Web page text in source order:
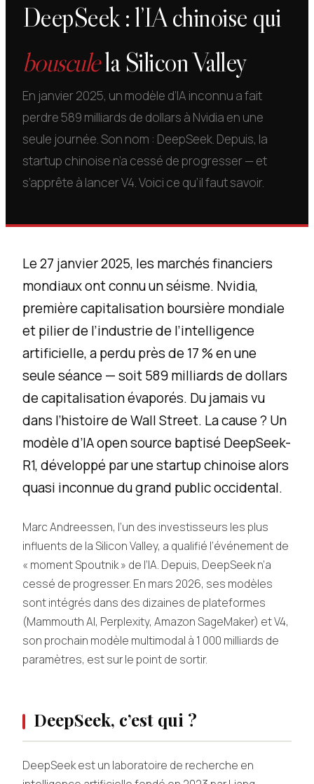
DeepSeek : l’IA chinoise qui
bousculela Silicon Valley
En janvier 2025, un modèle d’IA inconnu a fait
perdre 589 milliards de dollars à Nvidia en une
seule journée. Son nom : DeepSeek. Depuis, la
startup chinoise n’a cessé de progresser — et
s’apprête à lancer V4. Voici ce qu’il faut savoir.
Le 27 janvier 2025, les marchés financiers
mondiaux ont connu un séisme. Nvidia,
première capitalisation boursière mondiale
et pilier de l’industrie de l’intelligence
artificielle, a perdu près de 17 % en une
seule séance — soit 589 milliards de dollars
de capitalisation évaporés. Du jamais vu
dans l’histoire de Wall Street. La cause ? Un
modèle d’IA open source baptisé DeepSeek-
R1, développé par une startup chinoise alors
quasi inconnue du grand public occidental.
Marc Andreessen, l’un des investisseurs les plus
influents de la Silicon Valley, a qualifié l’événement de
« moment Spoutnik » de l’IA. Depuis, DeepSeek n’a
cessé de progresser. En mars 2026, ses modèles
sont intégrés dans des dizaines de plateformes
(Mammouth AI, Perplexity, Amazon SageMaker) et V4,
son prochain modèle multimodal à 1 000 milliards de
paramètres, est sur le point de sortir.
DeepSeek, c’est qui ?
DeepSeek est un laboratoire de recherche en